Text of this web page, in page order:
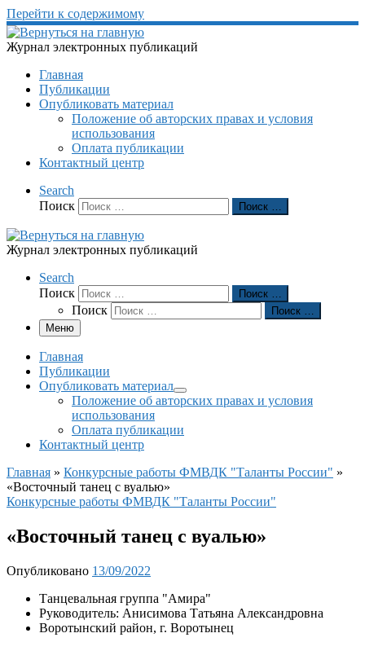
Перейти к содержимому
Журнал электронных публикаций
Главная
Публикации
Опубликовать материал
Положение об авторских правах и условия
использования
Оплата публикации
Контактный центр
Search
Поиск
Поиск …
Журнал электронных публикаций
Search
Поиск
Поиск …
Поиск
Поиск …
Меню
Главная
Публикации
Опубликовать материал
Положение об авторских правах и условия
использования
Оплата публикации
Контактный центр
Главная » Конкурсные работы ФМВДК "Таланты России" »
«Восточный танец с вуалью»
Конкурсные работы ФМВДК "Таланты России"
«Восточный танец с вуалью»
Опубликовано 13/09/2022
Танцевальная группа "Амира"
Руководитель: Анисимова Татьяна Александровна
Воротынский район, г. Воротынец